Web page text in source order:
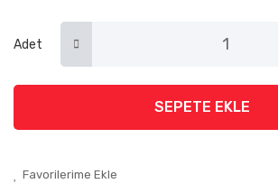
Adet
SEPETE EKLE